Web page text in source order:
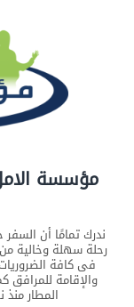
مؤسسة
ندرك تمامًا أن
رحلة سهلة وخالية
فى كافة
والإقامة للمرافق
المطار